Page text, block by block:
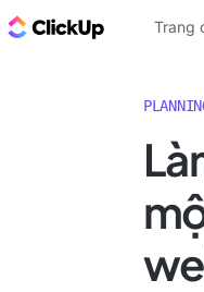
ClickUp
Trang